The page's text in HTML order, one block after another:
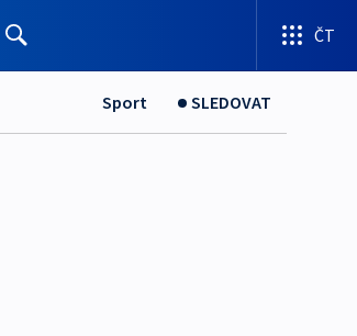
ČT
Sport SLEDOVAT